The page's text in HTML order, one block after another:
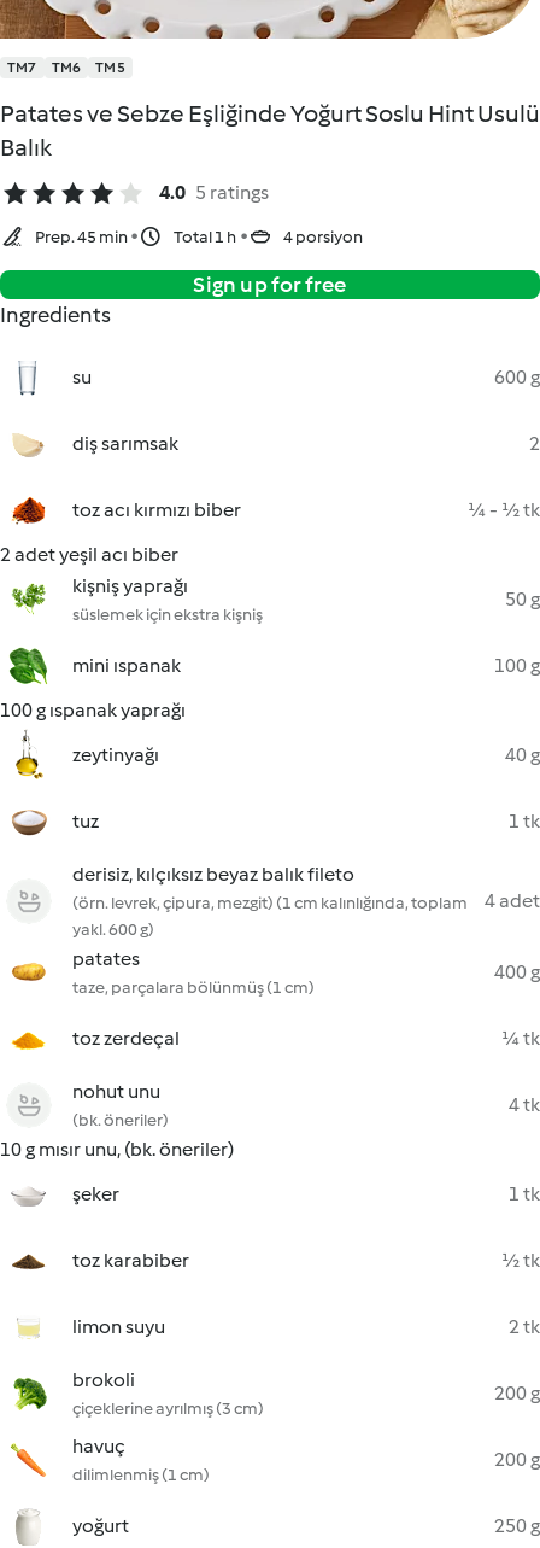
TM7 TM6 TM5
Patates ve Sebze Eşliğinde Yoğurt Soslu Hint Usulü
Balık
4.0 5 ratings
Prep. 45 min Total 1 h 4 porsiyon
Sign up for free
Ingredients
su 600 g
diş sarımsak 2
toz acı kırmızı biber
¼ - ½ tk
2 adet yeşil acı biber
kişniş yaprağı
süslemek için ekstra kişniş
50 g
mini ıspanak
100 g
100 g ıspanak yaprağı
zeytinyağı
40 g
tuz 1 tk
derisiz, kılçıksız beyaz balık fileto
(örn. levrek, çipura, mezgit) (1 cm kalınlığında, toplam
yakl. 600 g)
4 adet
patates
taze, parçalara bölünmüş (1 cm)
400 g
toz zerdeçal ¼ tk
nohut unu
(bk. öneriler)
4 tk
10 g mısır unu, (bk. öneriler)
şeker
1 tk
toz karabiber ½ tk
limon suyu 2 tk
brokoli
çiçeklerine ayrılmış (3 cm)
200 g
havuç
dilimlenmiş (1 cm)
200 g
yoğurt 250 g